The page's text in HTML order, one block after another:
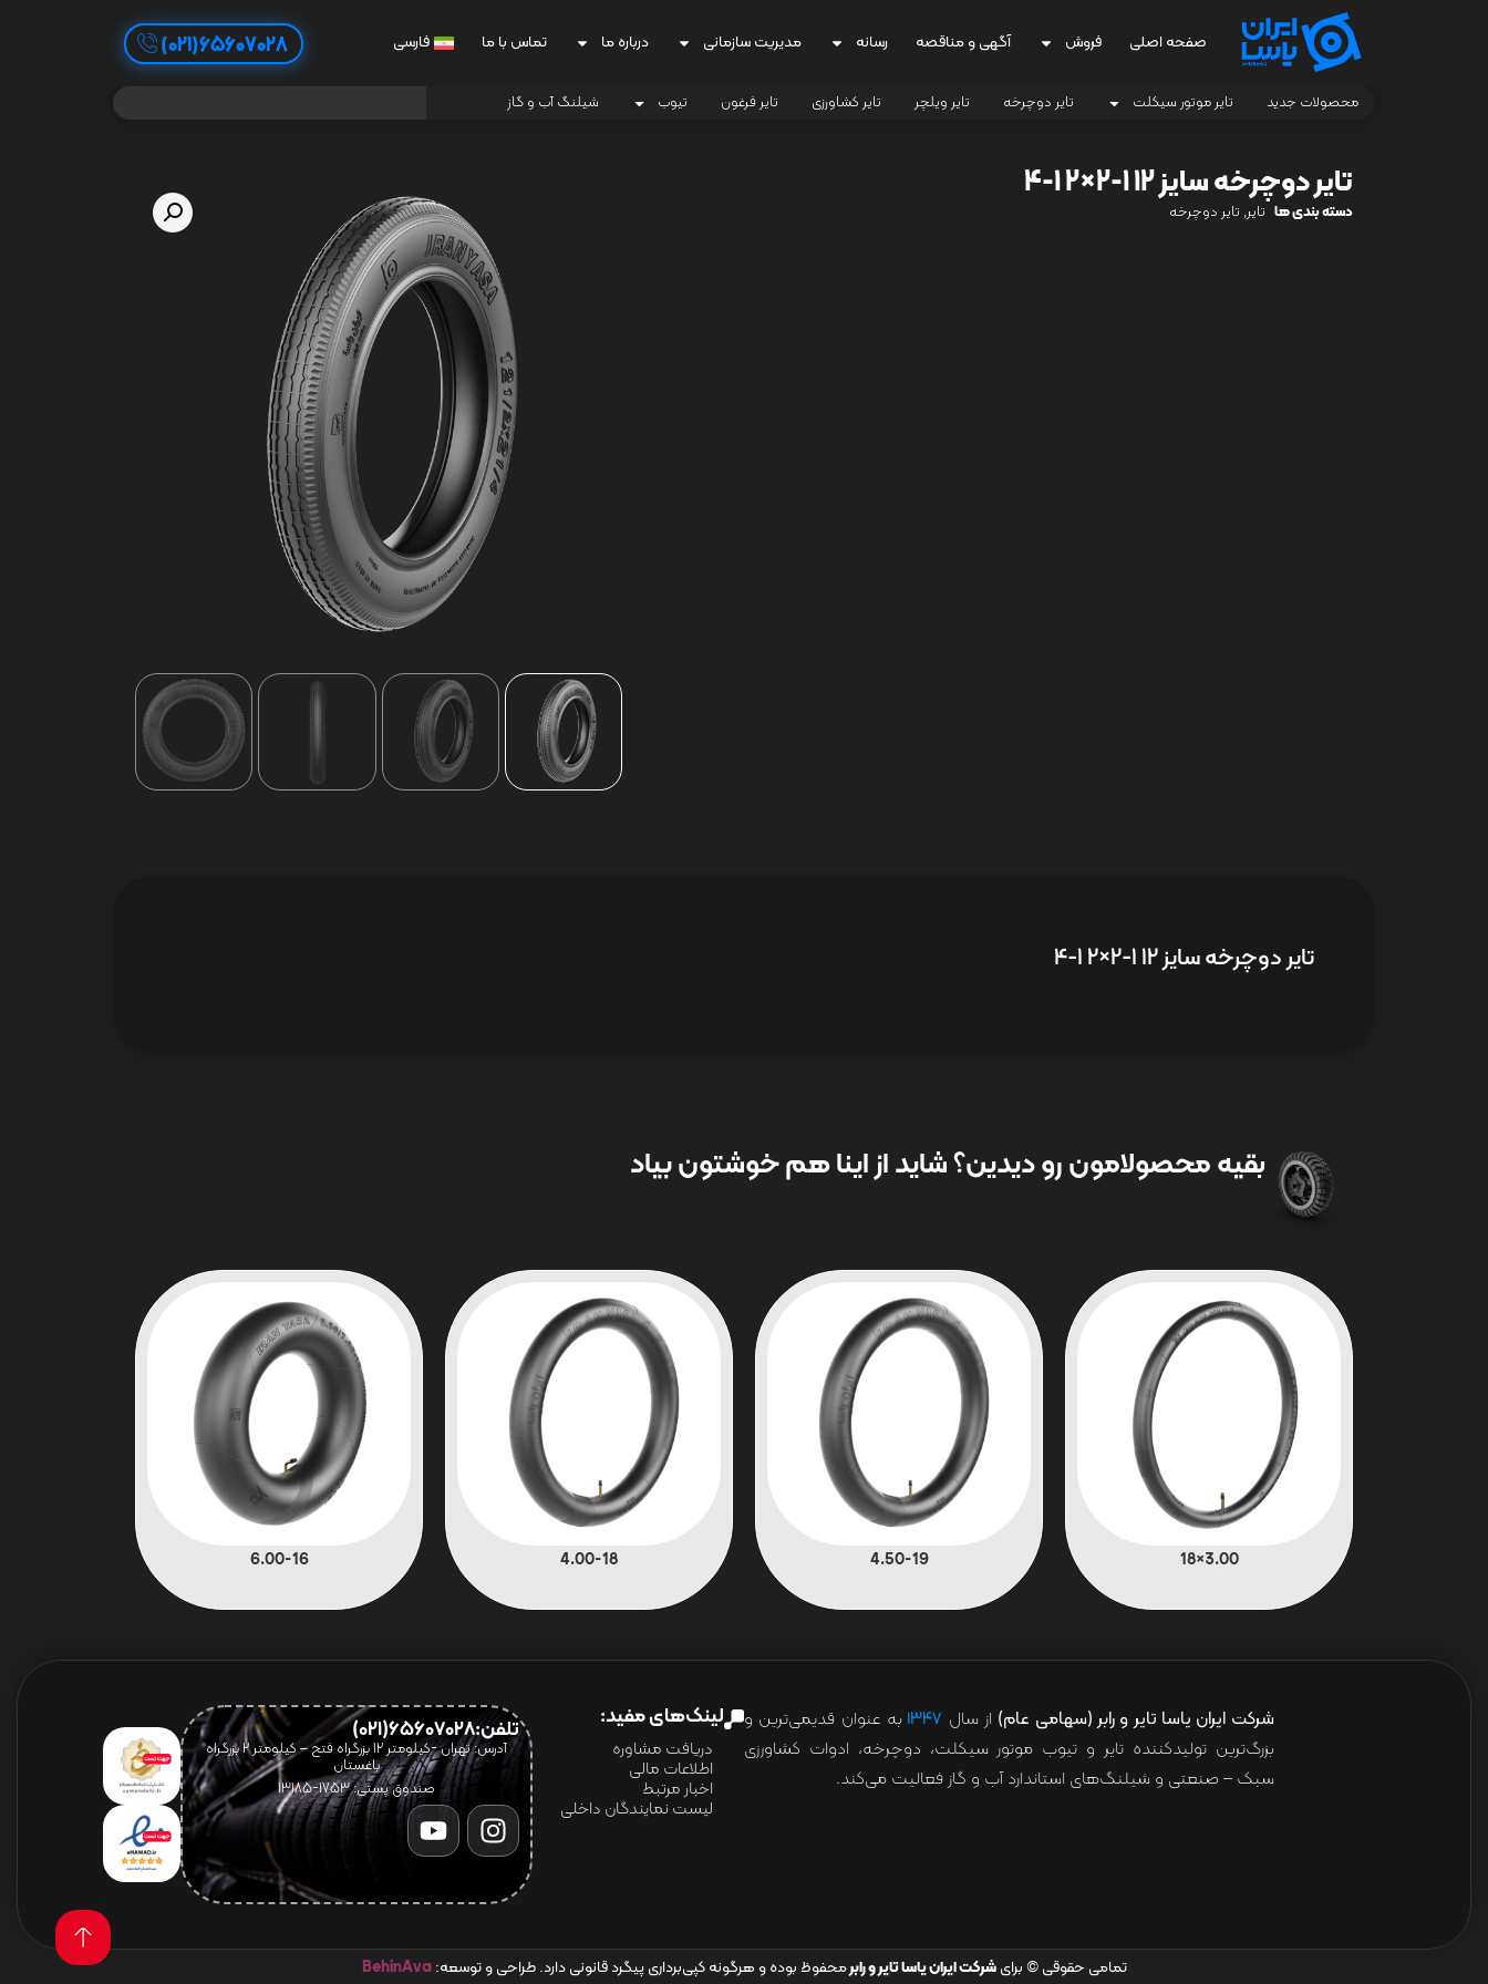
صفحه اصلی فروش آگهی و مناقصه رسانه مدیریت سازمانی درباره ما تماس با ما فارسی 65607028(021)
محصولات جدید تایر موتور سیکلت تایر دوچرخه تایر ویلچر تایر کشاورزی تایر فرغون تیوب شیلنگ آب و گاز
تایر دوچرخه سایز 12 1-2×2 1-4
دسته بندی ها تایر, تایر دوچرخه
تایر دوچرخه سایز 12 1-2×2 1-4
بقیه محصولامون رو دیدین؟ شاید از اینا هم خوشتون بیاد
3.00×18
4.50-19
4.00-18
6.00-16
شرکت ایران یاسا تایر و رابر (سهامی عام) از سال ۱۳۴۷ به عنوان قدیمی‌ترین و
بزرگ‌ترین تولیدکننده تایر و تیوب موتور سیکلت، دوچرخه، ادوات کشاورزی
سبک – صنعتی و شیلنگ‌های استاندارد آب و گاز فعالیت می‌کند.
لینک‌های مفید:
دریافت مشاوره
اطلاعات مالی
اخبار مرتبط
لیست نمایندگان داخلی
تلفن:65607028(021)
آدرس: تهران -کیلومتر 12 بزرگراه فتح – کیلومتر ۲ بزرگراه
باغستان
صندوق پستی: 1753-13185
تمامی حقوقی © برایشرکت ایران یاسا تایر و رابرمحفوظ بوده و هرگونه کپی‌برداری پیگرد قانونی دارد. طراحی و توسعه:BehinAva